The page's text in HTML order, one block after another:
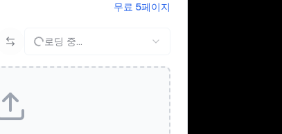
무료 5페이지
로딩 중...